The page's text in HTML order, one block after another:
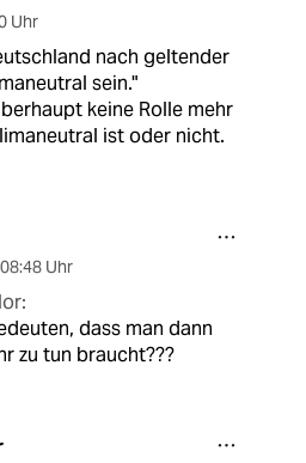
Uhr
nach geltender
sein."
keine Rolle mehr
ist oder nicht.
08:48 Uhr
dass man dann
zu tun braucht???